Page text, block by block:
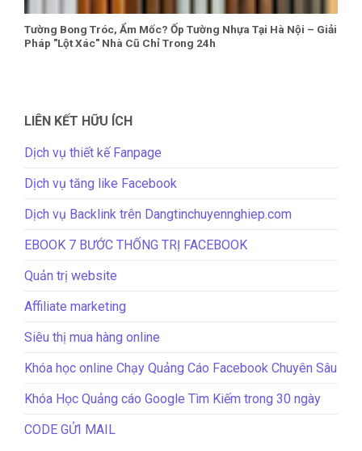
Tường Bong Tróc, Ẩm Mốc? Ốp Tường Nhựa Tại Hà Nội – Giải
Pháp "Lột Xác" Nhà Cũ Chỉ Trong 24h
LIÊN KẾT HỮU ÍCH
Dịch vụ thiết kế Fanpage
Dịch vụ tăng like Facebook
Dịch vụ Backlink trên Dangtinchuyennghiep.com
EBOOK 7 BƯỚC THỐNG TRỊ FACEBOOK
Quản trị website
Affiliate marketing
Siêu thị mua hàng online
Khóa học online Chạy Quảng Cáo Facebook Chuyên Sâu
Khóa Học Quảng cáo Google Tìm Kiếm trong 30 ngày
CODE GỬI MAIL